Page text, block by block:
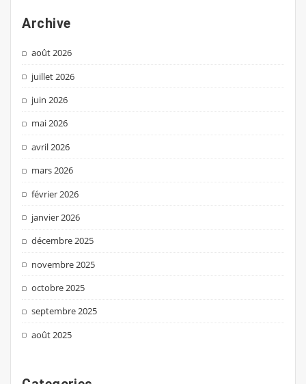
Archive
août 2026
juillet 2026
juin 2026
mai 2026
avril 2026
mars 2026
février 2026
janvier 2026
décembre 2025
novembre 2025
octobre 2025
septembre 2025
août 2025